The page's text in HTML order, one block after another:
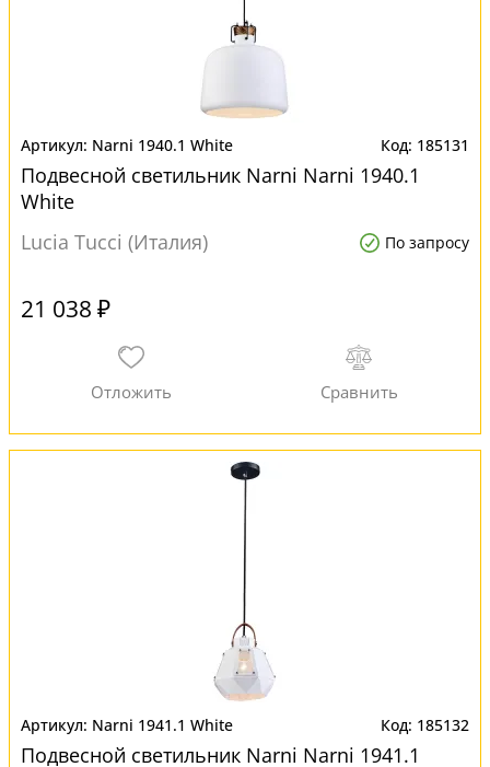
Narni 1940.1 White 185131
Подвесной светильник Narni Narni 1940.1
White
Lucia Tucci (Италия)
По запросу
21 038 ₽
Narni 1941.1 White 185132
Подвесной светильник Narni Narni 1941.1